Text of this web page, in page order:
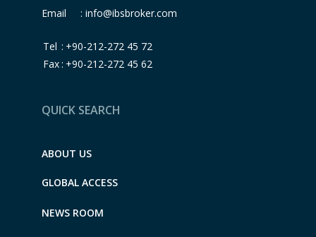
Email :info@ibsbroker.com
Tel : +90-212-272 45 72
Fax: +90-212-272 45 62
QUICK SEARCH
ABOUT US
GLOBAL ACCESS
NEWS ROOM